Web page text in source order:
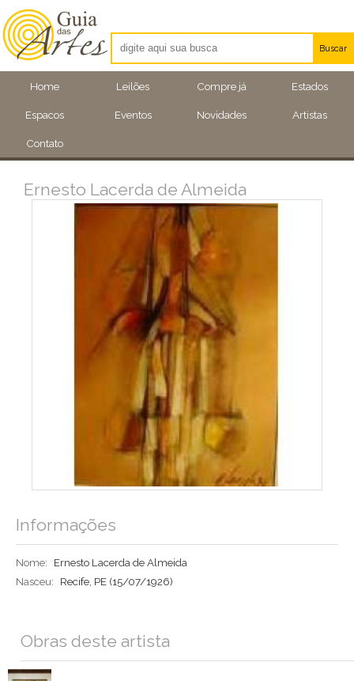
Home Leilões Compre já Estados
Espacos Eventos Novidades Artistas
Contato
Buscar
Artistas
Eventos
Ernesto Lacerda de Almeida
Informações
Nome:
Ernesto Lacerda de Almeida
Nasceu:
Recife, PE (15/07/1926)
Obras deste artista